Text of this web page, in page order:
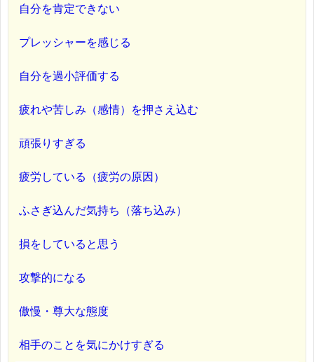
自分を肯定できない
プレッシャーを感じる
自分を過小評価する
疲れや苦しみ（感情）を押さえ込む
頑張りすぎる
疲労している（疲労の原因）
ふさぎ込んだ気持ち（落ち込み）
損をしていると思う
攻撃的になる
傲慢・尊大な態度
相手のことを気にかけすぎる